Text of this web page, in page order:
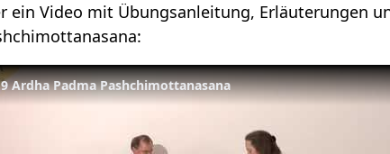
ein Video mit Übungsanleitung, Erläuterungen
Ardha Padma Pashchimottanasana